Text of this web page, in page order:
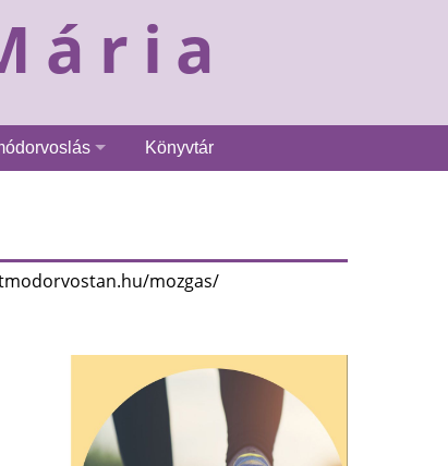
Könyvtár
mozgas/